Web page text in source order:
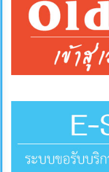
การ
โปร่งใส
ซื้อ
จัด